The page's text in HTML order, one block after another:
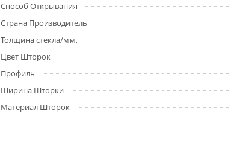
Способ Открывания
Страна Производитель
Толщина стекла/мм.
Цвет Шторок
Профиль
Ширина Шторки
Материал Шторок